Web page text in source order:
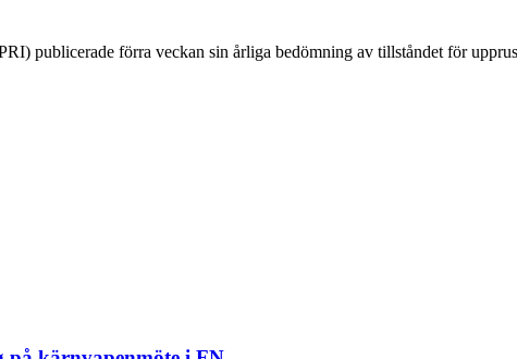
publicerade förra veckan sin årliga bedömning av tillståndet för